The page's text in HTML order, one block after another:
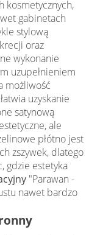
kosmetycznych,
gabinetach
stylową
oraz
wykonanie
uzupełnieniem
możliwość
uzyskanie
satynową
ale
płótno jest
zszywek, dlatego
gdzie estetyka
"Parawan -
nawet bardzo